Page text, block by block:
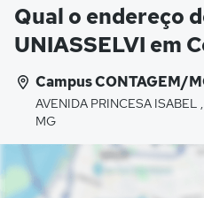
Qual o endereço
UNIASSELVI em
Campus CONTAGEM/
AVENIDA PRINCESA
MG